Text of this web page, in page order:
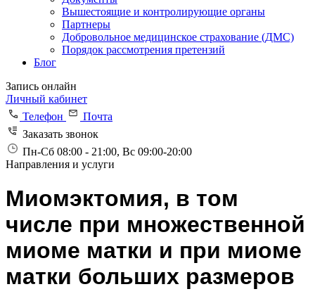
Вышестоящие и контролирующие органы
Партнеры
Добровольное медицинское страхование (ДМС)
Порядок рассмотрения претензий
Блог
Запись онлайн
Личный кабинет
Телефон
Почта
Заказать звонок
Пн-Сб 08:00 - 21:00, Вс 09:00-20:00
Направления и услуги
Миомэктомия, в том
числе при множественной
миоме матки и при миоме
матки больших размеров